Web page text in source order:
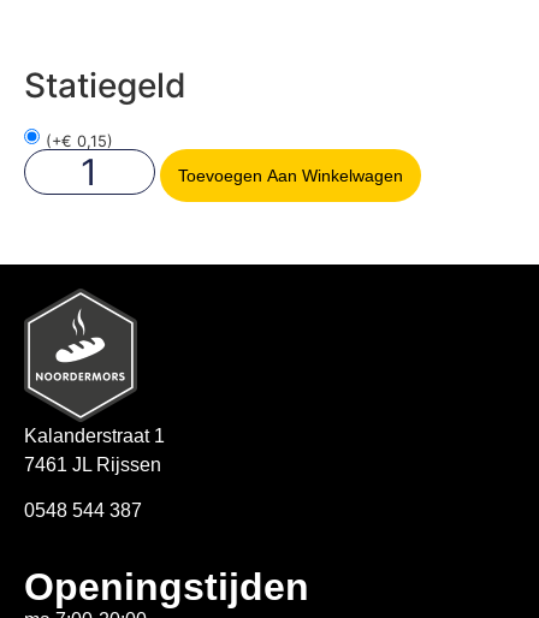
Statiegeld
(+€ 0,15)
Toevoegen Aan Winkelwagen
Kalanderstraat 1
7461 JL Rijssen
0548 544 387
Openingstijden